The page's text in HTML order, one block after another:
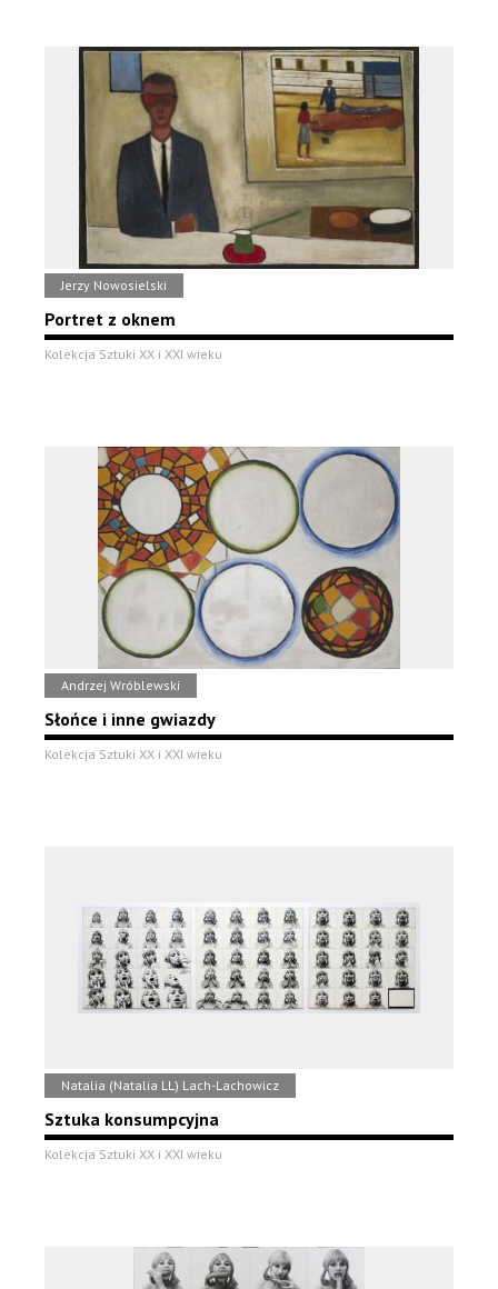
Jerzy Nowosielski
Portret z oknem
Kolekcja Sztuki XX i XXI wieku
Andrzej Wróblewski
Słońce i inne gwiazdy
Kolekcja Sztuki XX i XXI wieku
Natalia (Natalia LL) Lach-Lachowicz
Sztuka konsumpcyjna
Kolekcja Sztuki XX i XXI wieku